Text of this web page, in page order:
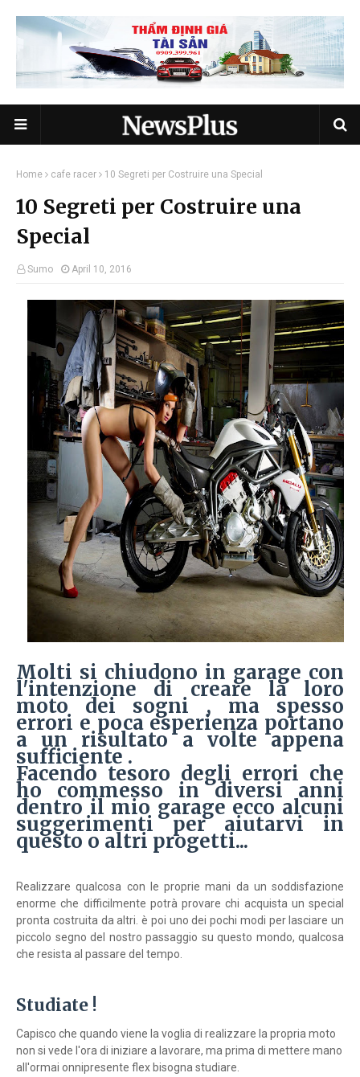
Home cafe racer 10 Segreti per Costruire una Special
10 Segreti per Costruire una
Special
Sumo April 10, 2016
Molti si chiudono in garage con
l'intenzione di creare la loro
moto dei sogni , ma spesso
errori e poca esperienza portano
a un risultato a volte appena
sufficiente .
Facendo tesoro degli errori che
ho commesso in diversi anni
dentro il mio garage ecco alcuni
suggerimenti per aiutarvi in
questo o altri progetti...
Realizzare qualcosa con le proprie mani da un soddisfazione
enorme che difficilmente potrà provare chi acquista un special
pronta costruita da altri. è poi uno dei pochi modi per lasciare un
piccolo segno del nostro passaggio su questo mondo, qualcosa
che resista al passare del tempo.
Studiate !
Capisco che quando viene la voglia di realizzare la propria moto
non si vede l'ora di iniziare a lavorare, ma prima di mettere mano
all'ormai onnipresente flex bisogna studiare.